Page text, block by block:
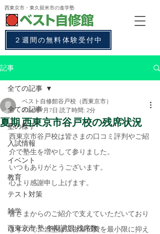
西東京市・東久留米市の進学塾
２週間の無料体験受付中
記事
全ての記事
塾の様子
入試情報
イベント
教育
テスト対策
雑学
西東京市,塾,冬期講習,残席数
全ての記事
夏期 西東京市谷戸校の残席状況
ベスト自修館谷戸校（西東京市）
2016年7月7日 読了時間: 2分
西東京市谷戸校は皆さまの口コミ評判やご紹
介で塾生を増やして参りました。
いつもありがとうございます。
心より感謝申し上げます。
皆さまからのご紹介で支えていただいており
ますので、当塾は広告宣伝費を最小限に抑え